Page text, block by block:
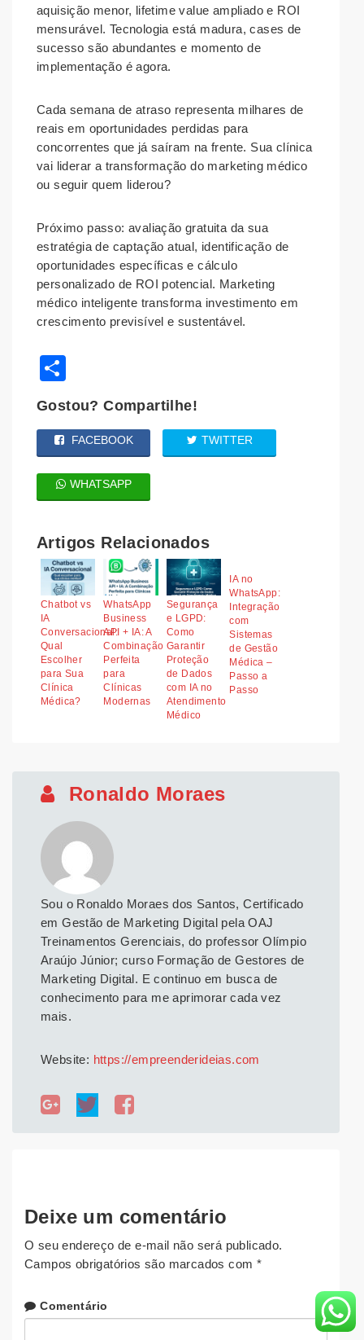
aquisição menor, lifetime value ampliado e ROI
mensurável. Tecnologia está madura, cases de
sucesso são abundantes e momento de
implementação é agora.
Cada semana de atraso representa milhares de
reais em oportunidades perdidas para
concorrentes que já saíram na frente. Sua clínica
vai liderar a transformação do marketing médico
ou seguir quem liderou?
Próximo passo: avaliação gratuita da sua
estratégia de captação atual, identificação de
oportunidades específicas e cálculo
personalizado de ROI potencial. Marketing
médico inteligente transforma investimento em
crescimento previsível e sustentável.
Gostou? Compartilhe!
FACEBOOK TWITTER
WHATSAPP
Artigos Relacionados
Chatbot vs
IA
Conversacional:
Qual
Escolher
para Sua
Clínica
Médica?
WhatsApp
Business
API + IA: A
Combinação
Perfeita
para
Clínicas
Modernas
Segurança
e LGPD:
Como
Garantir
Proteção
de Dados
com IA no
Atendimento
Médico
IA no
WhatsApp:
Integração
com
Sistemas
de Gestão
Médica –
Passo a
Passo
Ronaldo Moraes
Sou o Ronaldo Moraes dos Santos, Certificado
em Gestão de Marketing Digital pela OAJ
Treinamentos Gerenciais, do professor Olímpio
Araújo Júnior; curso Formação de Gestores de
Marketing Digital. E continuo em busca de
conhecimento para me aprimorar cada vez
mais.
Website: https://empreenderideias.com
Deixe um comentário
O seu endereço de e-mail não será publicado.
Campos obrigatórios são marcados com *
Comentário